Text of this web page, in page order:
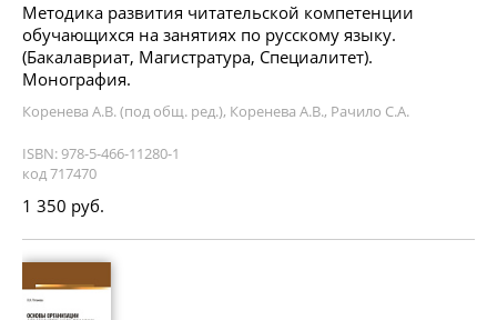
Методика развития читательской компетенции
обучающихся на занятиях по русскому языку.
(Бакалавриат, Магистратура, Специалитет).
Монография.
Коренева А.В. (под общ. ред.), Коренева А.В., Рачило С.А.
ISBN: 978-5-466-11280-1
код 717470
1 350 руб.